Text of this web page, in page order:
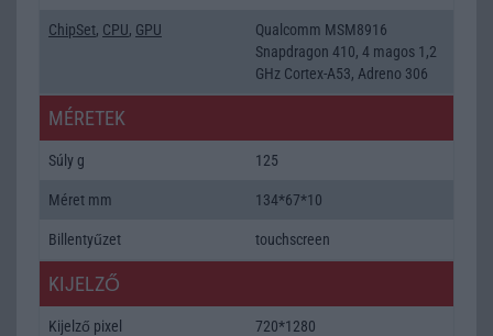
ChipSet, CPU, GPU
Qualcomm MSM8916
Snapdragon 410, 4 magos 1,2
GHz Cortex-A53, Adreno 306
MÉRETEK
Súly g 125
Méret mm 134*67*10
Billentyűzet touchscreen
KIJELZŐ
Kijelző pixel 720*1280